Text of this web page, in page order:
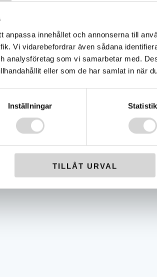
anpassa innehållet och annonserna till
Vi vidarebefordrar även sådana
analysföretag som vi samarbetar med.
eller som de har samlat in när
Inställningar Statistik
TILLÅT URVAL
– Shifter Yellow
509 Aviator 2.0 XL Fuzion
2 100kr
ursprungliga
var:
1 050kr
nuvarande
är: